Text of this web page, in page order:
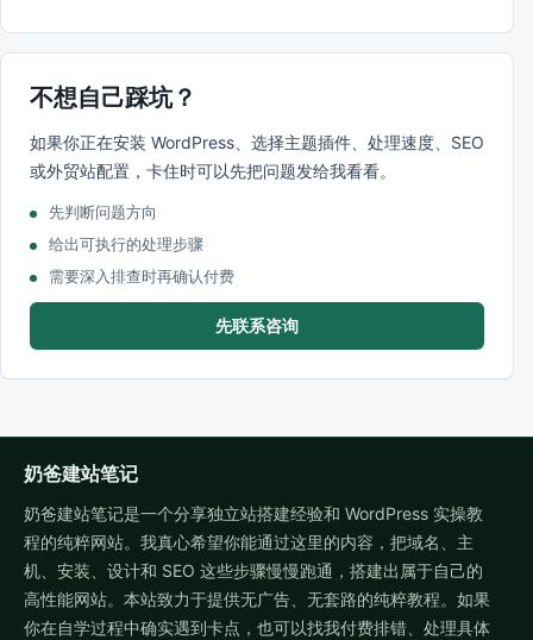
不想自己踩坑？
如果你正在安装 WordPress、选择主题插件、处理速度、SEO
或外贸站配置，卡住时可以先把问题发给我看看。
先判断问题方向
给出可执行的处理步骤
需要深入排查时再确认付费
先联系咨询
奶爸建站笔记
奶爸建站笔记是一个分享独立站搭建经验和 WordPress 实操教
程的纯粹网站。我真心希望你能通过这里的内容，把域名、主
机、安装、设计和 SEO 这些步骤慢慢跑通，搭建出属于自己的
高性能网站。本站致力于提供无广告、无套路的纯粹教程。如果
你在自学过程中确实遇到卡点，也可以找我付费排错、处理具体